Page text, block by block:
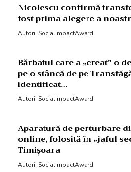
Nicolescu confirmă
fost prima alegere a
Autorii SocialImpactAward
Bărbatul care a „creat” o
pe o stâncă de pe
identificat…
Autorii SocialImpactAward
Aparatură de perturbare
online, folosită în „jaful
Timișoara
Autorii SocialImpactAward